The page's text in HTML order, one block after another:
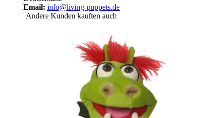
Email: info@living-puppets.de
Andere Kunden kauften auch